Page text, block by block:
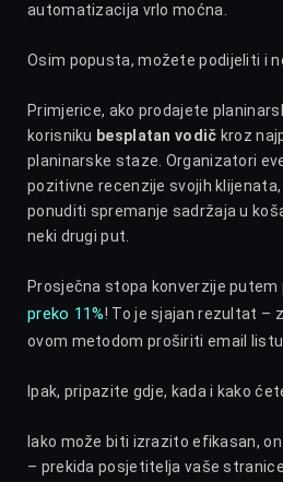
automatizacija vrlo moćna.
Osim popusta, možete podijeliti i
Primjerice, ako prodajete
korisniku besplatan vodič kroz
planinarske staze. Organizatori
pozitivne recenzije svojih
ponuditi spremanje sadržaja u
neki drugi put.
Prosječna stopa konverzije putem
preko 11%! To je sjajan rezultat –
ovom metodom proširiti email listu.
Ipak, pripazite gdje, kada i kako
Iako može biti izrazito efikasan,
– prekida posjetitelja vaše